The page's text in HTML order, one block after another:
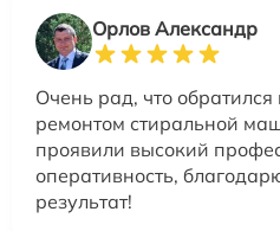
Орлов Александр
Очень рад, что
ремонтом стиральной
проявили высокий
оперативность,
результат!